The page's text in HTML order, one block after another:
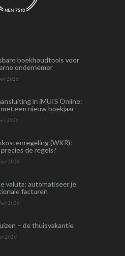
boekhoudtools voor
ondernemer
2020
in iMUIS Online:
een nieuw boekjaar
2020
(WKR):
de regels?
2020
valuta: automatiseer je
facturen
2020
– de thuisvakantie
2020